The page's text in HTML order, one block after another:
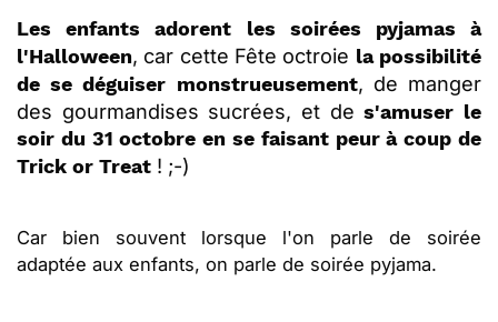
Les enfants adorent les soirées pyjamas à
l'Halloween, car cette Fête octroie la possibilité
de se déguiser monstrueusement, de manger
des gourmandises sucrées, et des'amuser le
soir du 31 octobre en se faisant peur à coup de
Trick or Treat ! ;-)
Car bien souvent lorsque l'on parle de soirée
adaptée aux enfants, on parle de soirée pyjama.